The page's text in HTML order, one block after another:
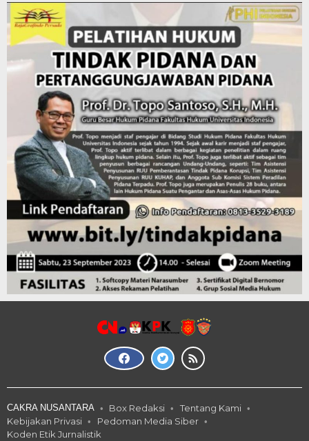
CAKRA NUSANTARA Box Redaksi
Tentang Kami
Kebijakan Privasi
Pedoman Media Siber
Koden Etik Jurnalistik